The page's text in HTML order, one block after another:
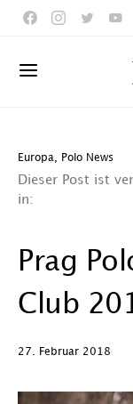
Europa Polo News
Dieser Post ist
in:
Prag
Club
27. Februar 2018